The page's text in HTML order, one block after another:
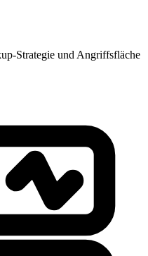
Strategie und Angriffsfläche